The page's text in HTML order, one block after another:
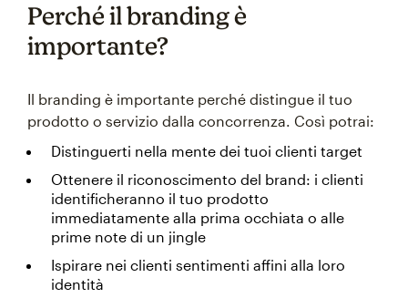
Perché il branding è
importante?
Il branding è importante perché distingue il tuo
prodotto o servizio dalla concorrenza. Così potrai:
Distinguerti nella mente dei tuoi clienti target
Ottenere il riconoscimento del brand: i clienti
identificheranno il tuo prodotto
immediatamente alla prima occhiata o alle
prime note di un jingle
Ispirare nei clienti sentimenti affini alla loro
identità